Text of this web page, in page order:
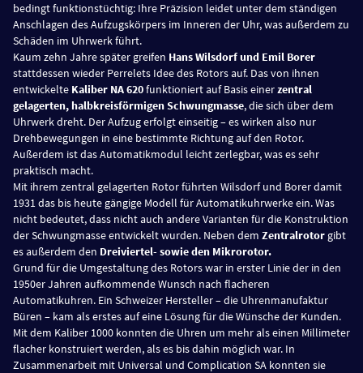
bedingt funktionstüchtig: Ihre Präzision leidet unter dem ständigen
Anschlagen des Aufzugskörpers im Inneren der Uhr, was außerdem zu
Schäden im Uhrwerk führt.
Kaum zehn Jahre später greifen Hans Wilsdorf und Emil Borer
stattdessen wieder Perrelets Idee des Rotors auf. Das von ihnen
entwickelte Kaliber NA 620funktioniert auf Basis einerzentral
gelagerten, halbkreisförmigen Schwungmasse, die sich über dem
Uhrwerk dreht. Der Aufzug erfolgt einseitig – es wirken also nur
Drehbewegungen in eine bestimmte Richtung auf den Rotor.
Außerdem ist das Automatikmodul leicht zerlegbar, was es sehr
praktisch macht.
Mit ihrem zentral gelagerten Rotor führten Wilsdorf und Borer damit
1931 das bis heute gängige Modell für Automatikuhrwerke ein. Was
nicht bedeutet, dass nicht auch andere Varianten für die Konstruktion
der Schwungmasse entwickelt wurden. Neben dem Zentralrotor gibt
es außerdem den Dreiviertel- sowie den Mikrorotor.
Grund für die Umgestaltung des Rotors war in erster Linie der in den
1950er Jahren aufkommende Wunsch nach flacheren
Automatikuhren. Ein Schweizer Hersteller – die Uhrenmanufaktur
Büren – kam als erstes auf eine Lösung für die Wünsche der Kunden.
Mit dem Kaliber 1000 konnten die Uhren um mehr als einen Millimeter
flacher konstruiert werden, als es bis dahin möglich war. In
Zusammenarbeit mit Universal und Complication SA konnten sie